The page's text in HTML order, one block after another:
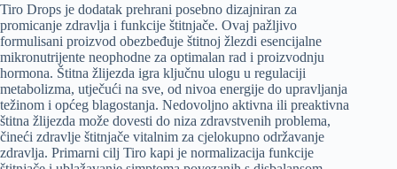
Tiro Drops je dodatak prehrani posebno dizajniran za
promicanje zdravlja i funkcije štitnjače. Ovaj pažljivo
formulisani proizvod obezbeđuje štitnoj žlezdi esencijalne
mikronutrijente neophodne za optimalan rad i proizvodnju
hormona. Štitna žlijezda igra ključnu ulogu u regulaciji
metabolizma, utječući na sve, od nivoa energije do upravljanja
težinom i općeg blagostanja. Nedovoljno aktivna ili preaktivna
štitna žlijezda može dovesti do niza zdravstvenih problema,
čineći zdravlje štitnjače vitalnim za cjelokupno održavanje
zdravlja. Primarni cilj Tiro kapi je normalizacija funkcije